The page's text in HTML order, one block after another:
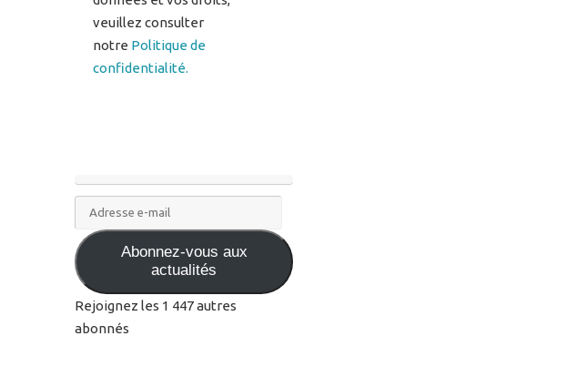
confidentialité.
mail
Abonnez-vous aux
actualités
Rejoignez les 1 447 autres
abonnés